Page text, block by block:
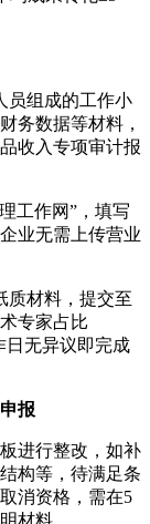
员组成的工作小
务数据等材料，
收入专项审计报
工作网”，填写
业无需上传营业
质材料，提交至
专家占比
日无异议即完成
报
进行整改，如补
构等，待满足条
消资格，需在5